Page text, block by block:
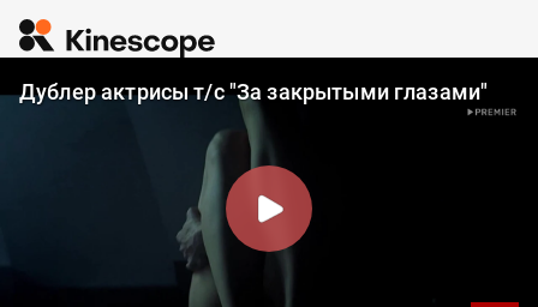
Дублер актрисы т/с "За закрытыми глазами"